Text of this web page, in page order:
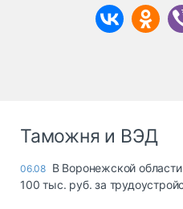
Таможня и ВЭД
06.08 В Воронежской
100 тыс. руб. за